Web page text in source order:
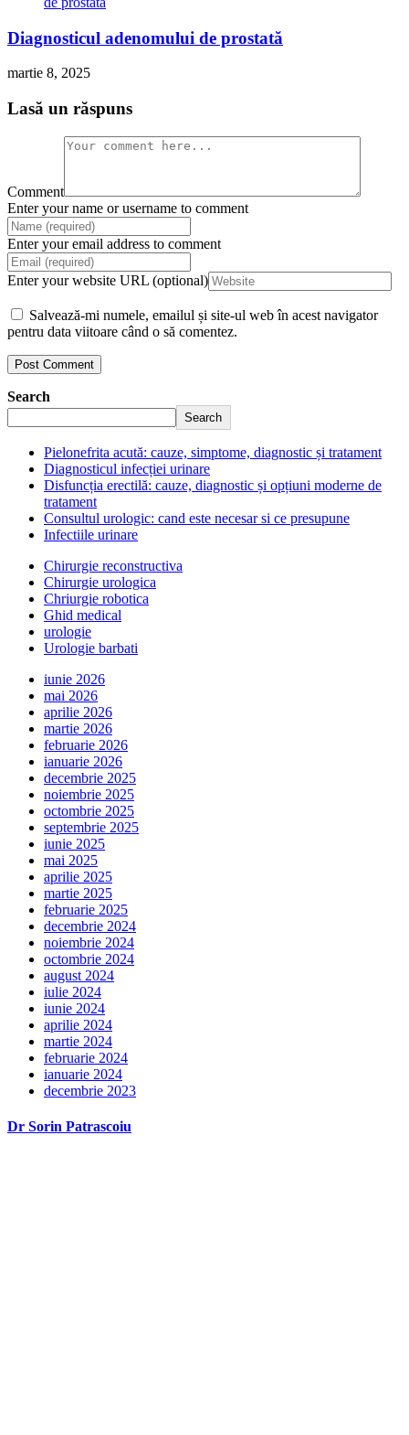
Diagnosticul adenomului de prostată
martie 8, 2025
Lasă un răspuns
Comment
Enter your name or username to comment
Enter your email address to comment
Enter your website URL (optional)
Salvează-mi numele, emailul și site-ul web în acest navigator
pentru data viitoare când o să comentez.
Search
Search
Pielonefrita acută: cauze, simptome, diagnostic și tratament
Diagnosticul infecției urinare
Disfuncția erectilă: cauze, diagnostic și opțiuni moderne de
tratament
Consultul urologic: cand este necesar si ce presupune
Infectiile urinare
Chirurgie reconstructiva
Chirurgie urologica
Chriurgie robotica
Ghid medical
urologie
Urologie barbati
iunie 2026
mai 2026
aprilie 2026
martie 2026
februarie 2026
ianuarie 2026
decembrie 2025
noiembrie 2025
octombrie 2025
septembrie 2025
iunie 2025
mai 2025
aprilie 2025
martie 2025
februarie 2025
decembrie 2024
noiembrie 2024
octombrie 2024
august 2024
iulie 2024
iunie 2024
aprilie 2024
martie 2024
februarie 2024
ianuarie 2024
decembrie 2023
Dr Sorin Patrascoiu